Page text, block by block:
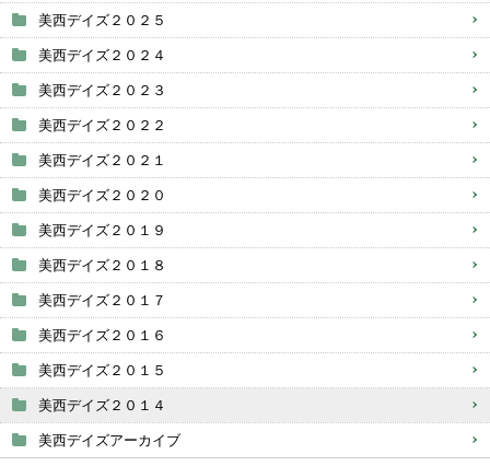
美西デイズ２０２５
美西デイズ２０２４
美西デイズ２０２３
美西デイズ２０２２
美西デイズ２０２１
美西デイズ２０２０
美西デイズ２０１９
美西デイズ２０１８
美西デイズ２０１７
美西デイズ２０１６
美西デイズ２０１５
美西デイズ２０１４
美西デイズアーカイブ